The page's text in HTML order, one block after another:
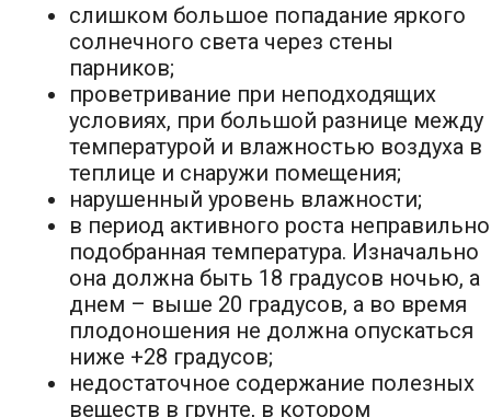
слишком большое попадание яркого
солнечного света через стены
парников;
проветривание при неподходящих
условиях, при большой разнице между
температурой и влажностью воздуха в
теплице и снаружи помещения;
нарушенный уровень влажности;
в период активного роста неправильно
подобранная температура. Изначально
она должна быть 18 градусов ночью, а
днем – выше 20 градусов, а во время
плодоношения не должна опускаться
ниже +28 градусов;
недостаточное содержание полезных
веществ в грунте, в котором